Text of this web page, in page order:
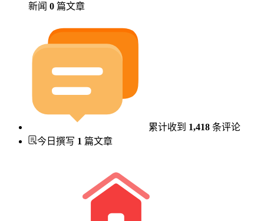
新闻 0 篇文章
累计收到 1,418 条评论
今日撰写 1 篇文章